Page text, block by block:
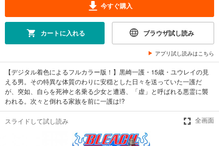
今すぐ購入
カートに入れる ブラウザ試し読み
アプリ試し読みはこちら
【デジタル着色によるフルカラー版！】黒崎一護・15歳・ユウレイの見
える男。その特異な体質のわりに安穏とした日々を送っていた一護だ
が、突如、自らを死神と名乗る少女と遭遇、「虚」と呼ばれる悪霊に襲
われる。次々と倒れる家族を前に一護は!?
スライドして試し読み 全画面